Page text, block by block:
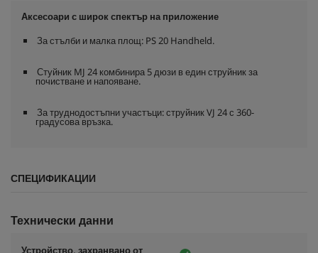
Аксесоари с широк спектър на приложение
За стълби и малка площ: PS 20 Handheld.
Стуйник MJ 24 комбинира 5 дюзи в един струйник за
почистване и напояване.
За труднодостъпни участъци: струйник VJ 24 с 360-
градусова връзка.
СПЕЦИФИКАЦИИ
Технически данни
Устройство, захранвано от